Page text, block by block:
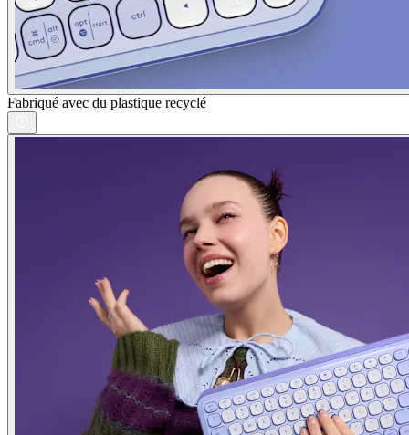
Fabriqué avec du plastique recyclé